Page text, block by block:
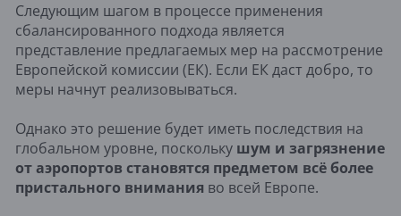
Следующим шагом в процессе применения
сбалансированного подхода является
представление предлагаемых мер на рассмотрение
Европейской комиссии (ЕК). Если ЕК даст добро, то
меры начнут реализовываться.
Однако это решение будет иметь последствия на
глобальном уровне, поскольку шум и загрязнение
от аэропортов становятся предметом всё более
пристального внимания во всей Европе.